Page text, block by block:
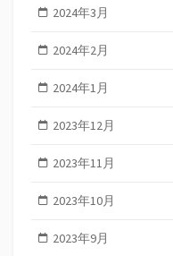
2024年3月
2024年2月
2024年1月
2023年12月
2023年11月
2023年10月
2023年9月